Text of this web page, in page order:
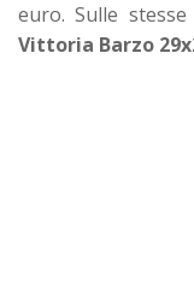
euro. Sulle
Vittoria Barzo